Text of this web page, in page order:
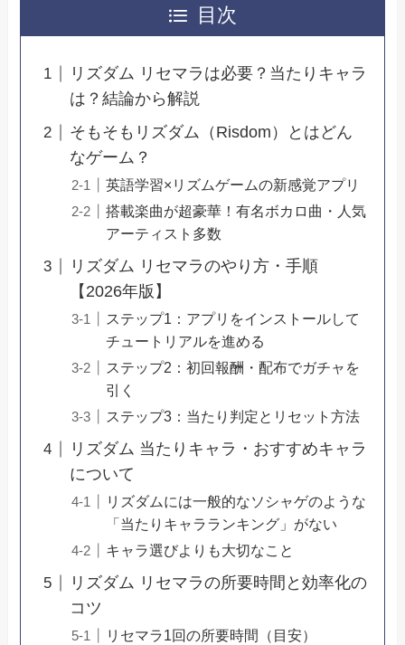
目次
リズダム リセマラは必要？当たりキャラ
は？結論から解説
そもそもリズダム（Risdom）とはどん
なゲーム？
英語学習×リズムゲームの新感覚アプリ
搭載楽曲が超豪華！有名ボカロ曲・人気
アーティスト多数
リズダム リセマラのやり方・手順
【2026年版】
ステップ1：アプリをインストールして
チュートリアルを進める
ステップ2：初回報酬・配布でガチャを
引く
ステップ3：当たり判定とリセット方法
リズダム 当たりキャラ・おすすめキャラ
について
リズダムには一般的なソシャゲのような
「当たりキャラランキング」がない
キャラ選びよりも大切なこと
リズダム リセマラの所要時間と効率化の
コツ
リセマラ1回の所要時間（目安）